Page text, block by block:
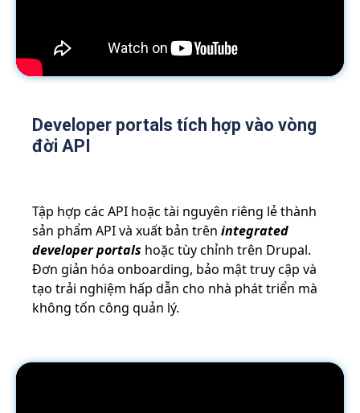
Developer portals tích hợp vào vòng
đời API
Tập hợp các API hoặc tài nguyên riêng lẻ thành
sản phẩm API và xuất bản trênintegrated
developer portals hoặc tùy chỉnh trên Drupal.
Đơn giản hóa onboarding, bảo mật truy cập và
tạo trải nghiệm hấp dẫn cho nhà phát triển mà
không tốn công quản lý.